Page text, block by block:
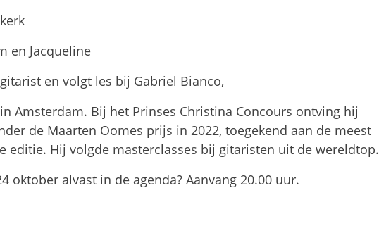
en Jacqueline
en volgt les bij Gabriel Bianco,
Amsterdam. Bij het Prinses Christina Concours ontving hij
de Maarten Oomes prijs in 2022, toegekend aan de meest
editie. Hij volgde masterclasses bij gitaristen uit de wereldtop.
oktober alvast in de agenda? Aanvang 20.00 uur.